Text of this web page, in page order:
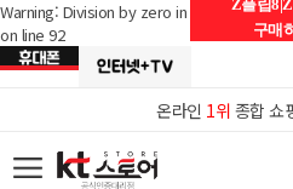
Warning: Division by zero in /home/
on line 92
온라인 1위 종합 쇼
Z플립
구매